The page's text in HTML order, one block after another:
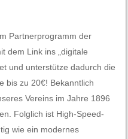
Partnerprogramm der
dem Link ins „digitale
und unterstütze dadurch die
bis zu 20€! Bekanntlich
Vereins im Jahre 1896
Folglich ist High-Speed-
wie ein modernes